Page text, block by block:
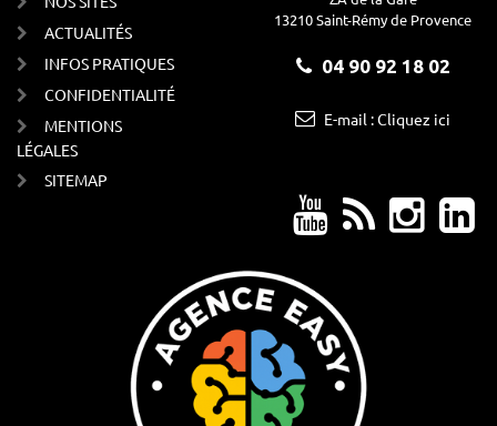
ACTUALITÉS
INFOS PRATIQUES
CONFIDENTIALITÉ
MENTIONS
LÉGALES
SITEMAP
13210 Saint-Rémy de Provence
04 90 92 18 02
E-mail : Cliquez ici